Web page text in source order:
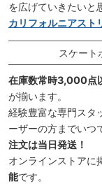
を広げていきたいと
カリフォルニアスト
スケート
在庫数常時3,000点
が揃います。
経験豊富な専門スタ
ーザーの方までいつ
注文は当日発送！
オンラインストアに
能です。